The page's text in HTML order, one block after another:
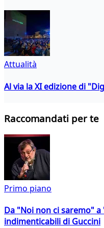
Attualità
Al via la XI edizione di
Raccomandati per te
Primo piano
Da "Noi non ci saremo" a
indimenticabili di Guccini